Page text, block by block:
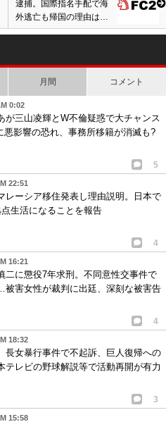
逮捕。国際指名手配で海
外逃亡も帰国の理由は…
弟も捕まり有罪判決の過
月間 コメント
0:02
が三山凌輝とW不倫疑惑で大チャンス
悪影響の恐れ、事務所移籍が消滅も?
5
22:51
レーシア移住発表し理由説明。日本で
生活になることを報告
4
16:21
二に懲役7年求刑。不同意性交事件で
害女性が裁判に出廷、深刻な被害告
4
18:32
長女暴行事件で不起訴、巨人復帰への
テレビの野球解説等で活動再開が有力
3
15:58